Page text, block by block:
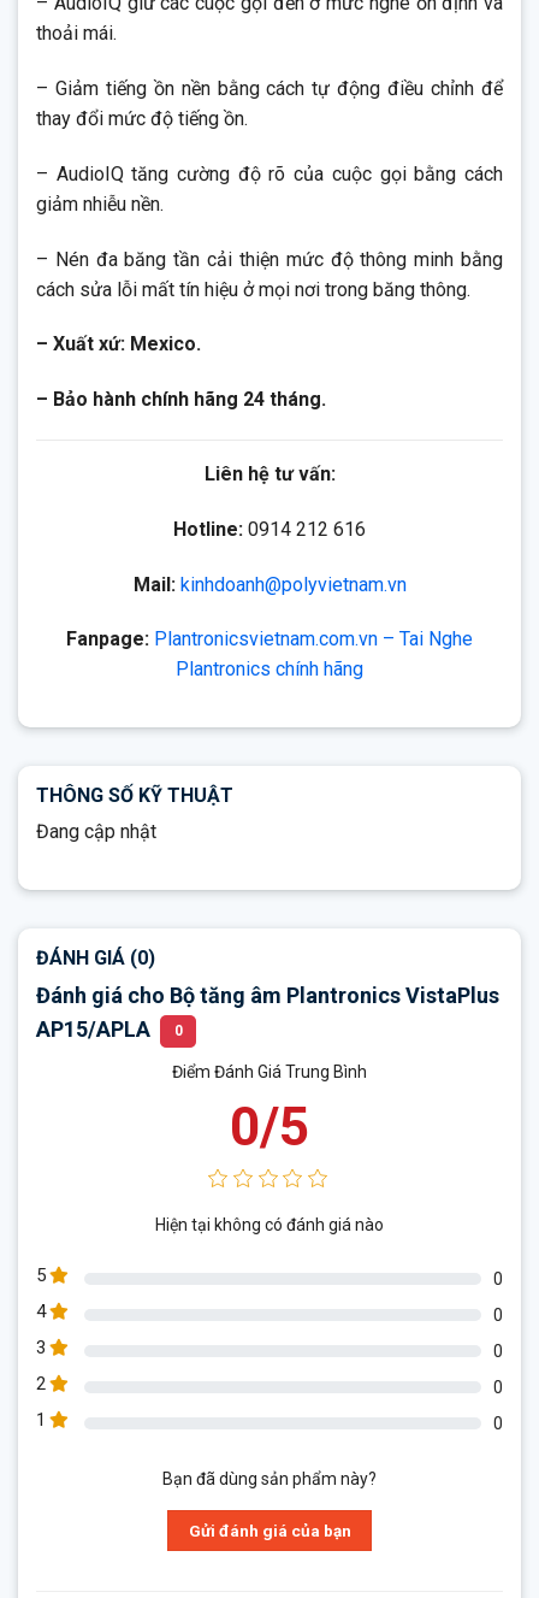
thoải mái.
– Giảm tiếng ồn nền bằng cách tự động điều chỉnh để
thay đổi mức độ tiếng ồn.
– AudioIQ tăng cường độ rõ của cuộc gọi bằng cách
giảm nhiễu nền.
– Nén đa băng tần cải thiện mức độ thông minh bằng
cách sửa lỗi mất tín hiệu ở mọi nơi trong băng thông.
– Xuất xứ: Mexico.
– Bảo hành chính hãng 24 tháng.
Liên hệ tư vấn:
Hotline: 0914 212 616
Mail: kinhdoanh@polyvietnam.vn
Fanpage: Plantronicsvietnam.com.vn – Tai Nghe
Plantronics chính hãng
THÔNG SỐ KỸ THUẬT
Đang cập nhật
ĐÁNH GIÁ (0)
Đánh giá cho Bộ tăng âm Plantronics VistaPlus
AP15/APLA
0
Điểm Đánh Giá Trung Bình
0/5
Hiện tại không có đánh giá nào
5 0
4 0
3 0
2 0
1 0
Bạn đã dùng sản phẩm này?
Gửi đánh giá của bạn